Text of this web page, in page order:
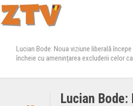
Lucian Bode: Noua viziune liberală
încheie cu amenințarea excluderii celor
Lucian